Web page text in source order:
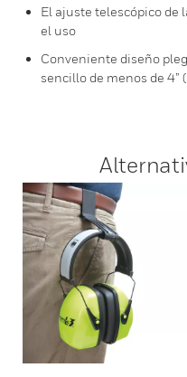
El ajuste telescópico de
el uso
Conveniente diseño
sencillo de menos de 4”